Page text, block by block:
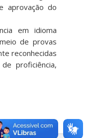
aprovação do
em idioma
de provas
reconhecidas
proficiência,